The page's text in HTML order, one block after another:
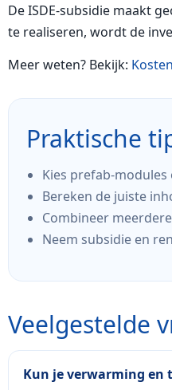
De ISDE-subsidie maakt
te realiseren, wordt de
Meer weten? Bekijk:
Praktische
Kies prefab-
Bereken de juiste
Combineer
Neem subsidie en
Veelgestelde
Kun je verwarming en